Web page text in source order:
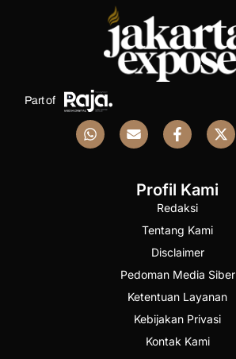
Part of
Profil Kami
Redaksi
Tentang Kami
Disclaimer
Pedoman Media Siber
Ketentuan Layanan
Kebijakan Privasi
Kontak Kami